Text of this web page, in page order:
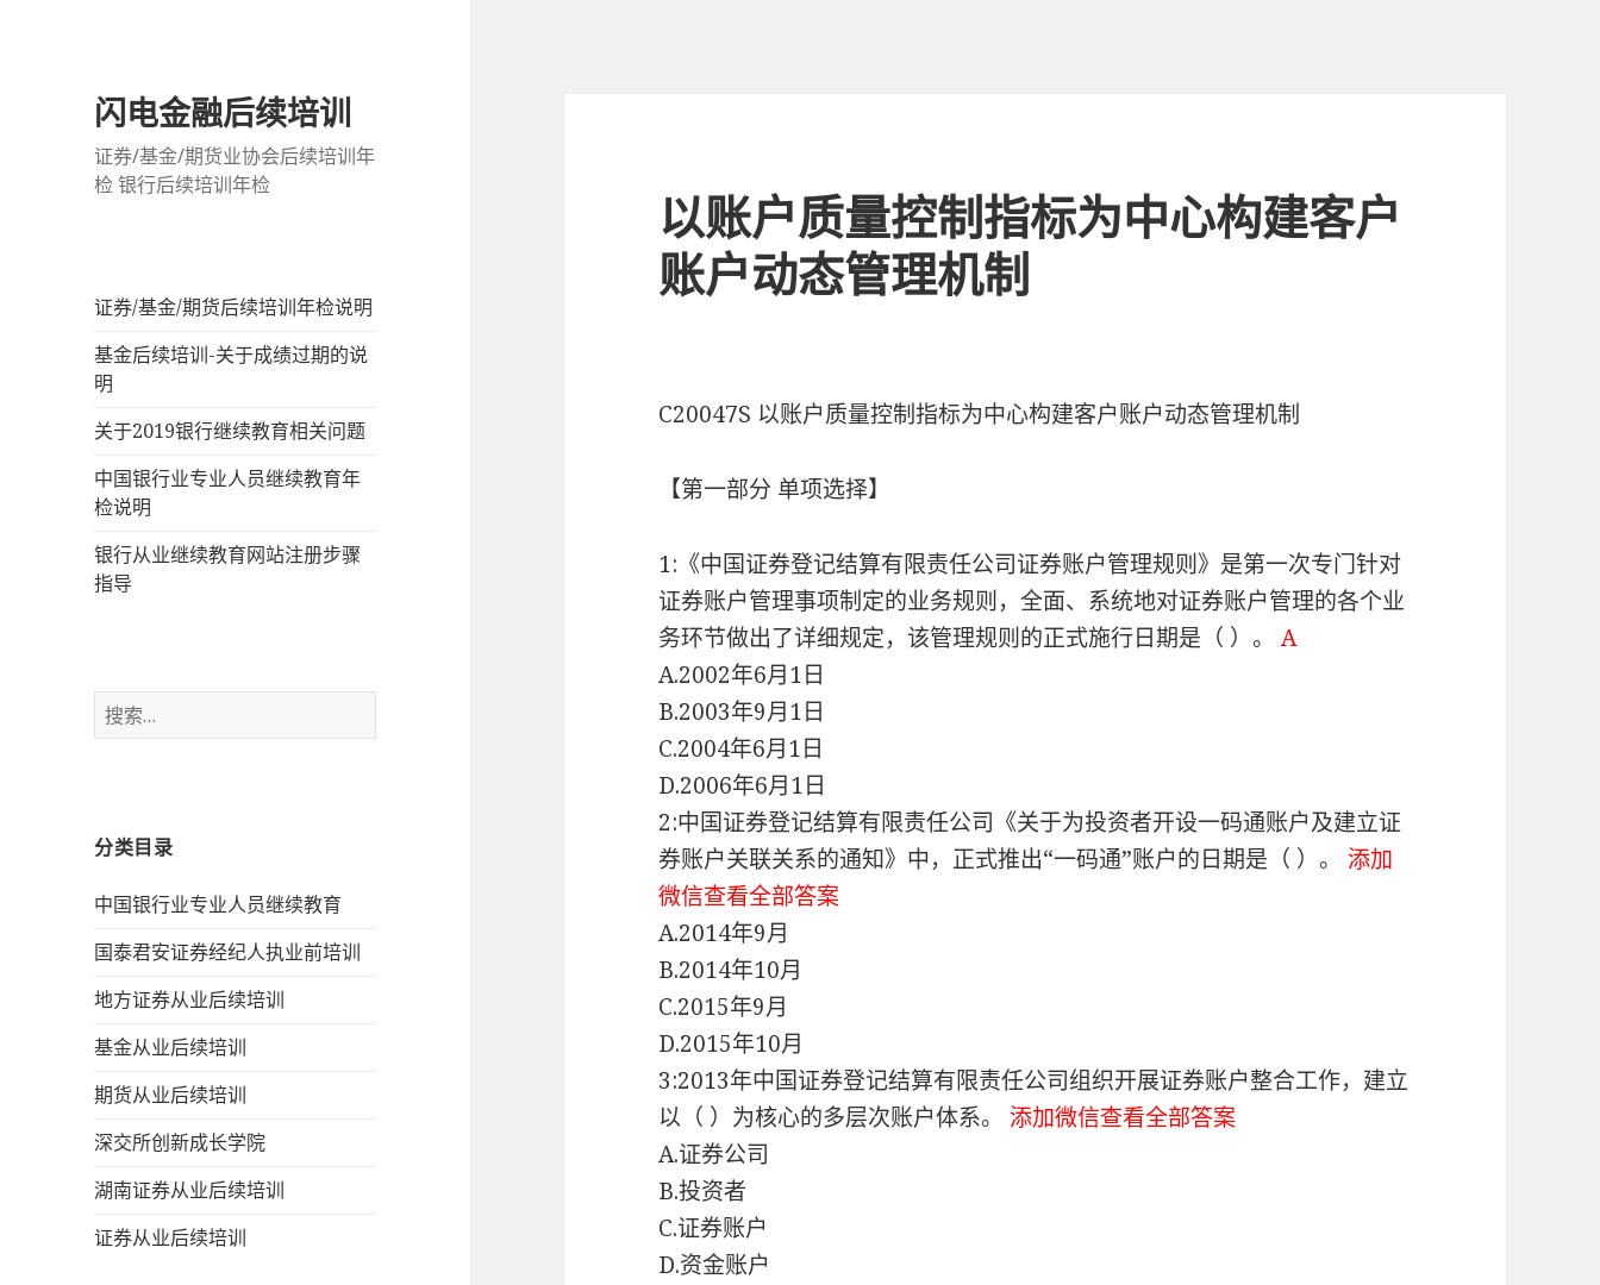
闪电金融后续培训
证券/基金/期货业协会后续培训年
检 银行后续培训年检
证券/基金/期货后续培训年检说明
基金后续培训-关于成绩过期的说
明
关于2019银行继续教育相关问题
中国银行业专业人员继续教育年
检说明
银行从业继续教育网站注册步骤
指导
搜
索：
分类目录
中国银行业专业人员继续教育
国泰君安证券经纪人执业前培训
地方证券从业后续培训
基金从业后续培训
期货从业后续培训
深交所创新成长学院
湖南证券从业后续培训
证券从业后续培训
以账户质量控制指标为中心构建客户
账户动态管理机制
C20047S 以账户质量控制指标为中心构建客户账户动态管理机制
【第一部分 单项选择】
1:《中国证券登记结算有限责任公司证券账户管理规则》是第一次专门针对
证券账户管理事项制定的业务规则，全面、系统地对证券账户管理的各个业
务环节做出了详细规定，该管理规则的正式施行日期是（ ）。A
A.2002年6月1日
B.2003年9月1日
C.2004年6月1日
D.2006年6月1日
2:中国证券登记结算有限责任公司《关于为投资者开设一码通账户及建立证
券账户关联关系的通知》中，正式推出“一码通”账户的日期是（ ）。 添加
微信查看全部答案
A.2014年9月
B.2014年10月
C.2015年9月
D.2015年10月
3:2013年中国证券登记结算有限责任公司组织开展证券账户整合工作，建立
以（ ）为核心的多层次账户体系。 添加微信查看全部答案
A.证券公司
B.投资者
C.证券账户
D.资金账户